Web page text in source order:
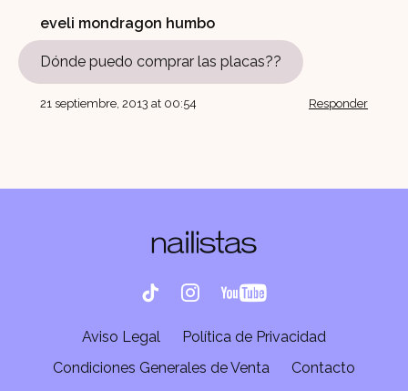
eveli mondragon humbo
Dónde puedo comprar las placas??
21 septiembre, 2013 at 00:54 Responder
Aviso Legal
Política de Privacidad
Condiciones Generales de Venta
Contacto